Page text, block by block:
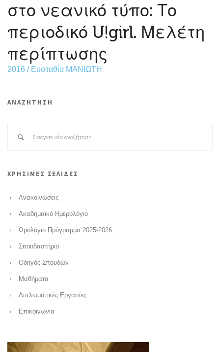
στο νεανικό τύπο: Το
περιοδικό U!girl. Μελέτη
περίπτωσης
2016 / Ευσταθία ΜΑΝΙΩΤΗ
ΑΝΑΖΗΤΗΣΗ
ΧΡΗΣΙΜΕΣ ΣΕΛΙΔΕΣ
Ανακοινώσεις
Ακαδημαϊκό Ημερολόγιο
Ωρολόγιο Πρόγραμμα 2025-2026
Σπουδαστήριο
Οδηγός Σπουδών
Μαθήματα
Διπλωματικές Εργασίες
Επικοινωνία